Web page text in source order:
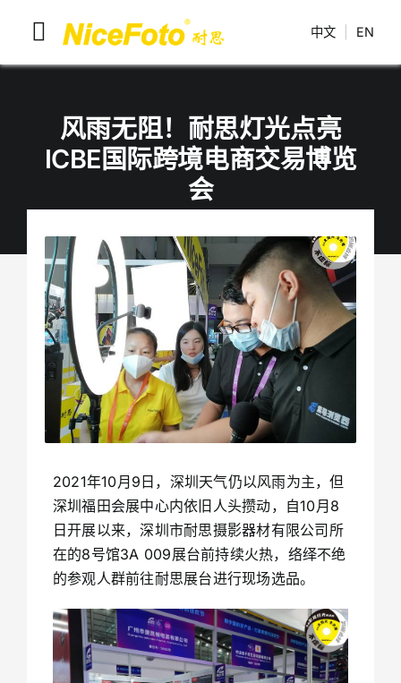
切
航
解决方案
耐思介绍
中文 EN
风雨无阻！耐思灯光点亮
ICBE国际跨境电商交易博览
会
2021年10月9日，深圳天气仍以风雨为主，但
深圳福田会展中心内依旧人头攒动，自10月8
日开展以来，深圳市耐思摄影器材有限公司所
在的8号馆3A 009展台前持续火热，络绎不绝
的参观人群前往耐思展台进行现场选品。